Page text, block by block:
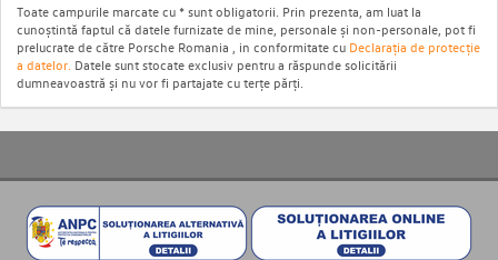
Toate campurile marcate cu * sunt obligatorii. Prin prezenta, am luat la
cunoștintă faptul că datele furnizate de mine, personale și non-personale, pot fi
prelucrate de către Porsche Romania , in conformitate cu Declarația de protecție
a datelor. Datele sunt stocate exclusiv pentru a răspunde solicitării
dumneavoastră și nu vor fi partajate cu terțe părți.